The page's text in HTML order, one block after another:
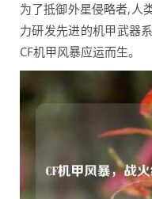
为了抵御外星侵略者,人
力研发先进的机甲武器
CF机甲风暴应运而生。